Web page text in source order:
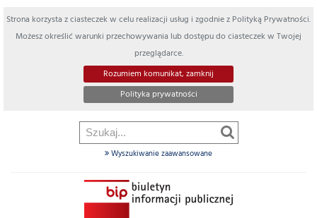
Strona korzysta z ciasteczek w celu realizacji usług i zgodnie z Polityką Prywatności.
Możesz określić warunki przechowywania lub dostępu do ciasteczek w Twojej
przeglądarce.
Rozumiem komunikat, zamknij
Polityka prywatności
Wyszukiwanie zaawansowane